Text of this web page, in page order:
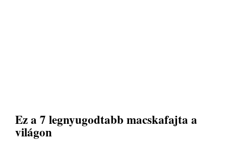
Ez a 7 legnyugodtabb macskafajta a
világon